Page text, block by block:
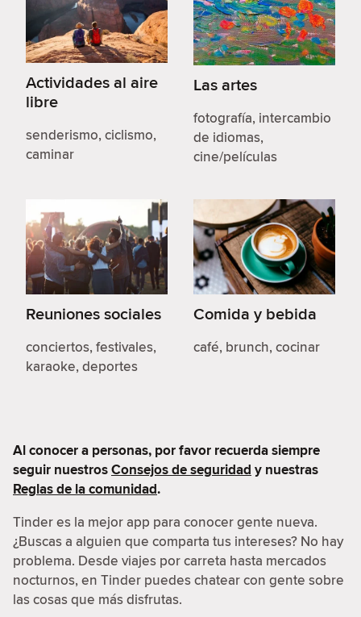
Actividades al aire
libre
senderismo, ciclismo,
caminar
Las artes
fotografía, intercambio
de idiomas,
cine/películas
Reuniones sociales
conciertos, festivales,
karaoke, deportes
Comida y bebida
café, brunch, cocinar
Al conocer a personas, por favor recuerda siempre
seguir nuestrosConsejos de seguridad y nuestras
Reglas de la comunidad.
Tinder es la mejor app para conocer gente nueva.
¿Buscas a alguien que comparta tus intereses? No hay
problema. Desde viajes por carreta hasta mercados
nocturnos, en Tinder puedes chatear con gente sobre
las cosas que más disfrutas.